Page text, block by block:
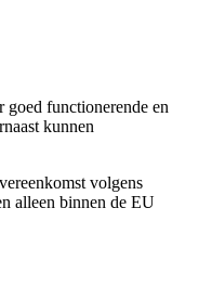
goed functionerende en
kunnen
volgens
alleen binnen de EU